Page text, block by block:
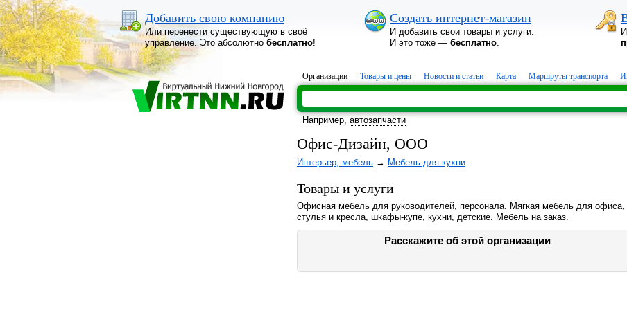
Добавить свою компанию
Или перенести существующую в своё
управление. Это абсолютно бесплатно!
Создать интернет-магазин
И добавить свои товары и услуги.
И это тоже — бесплатно.
Организации Товары и цены Новости и статьи Карта Маршруты транспорта
Например, автозапчасти
Офис-Дизайн, ООО
Интерьер, мебель → Мебель для кухни
Товары и услуги
Офисная мебель для руководителей, персонала. Мягкая мебель для офиса,
стулья и кресла, шкафы-купе, кухни, детские. Мебель на заказ.
Расскажите об этой организации